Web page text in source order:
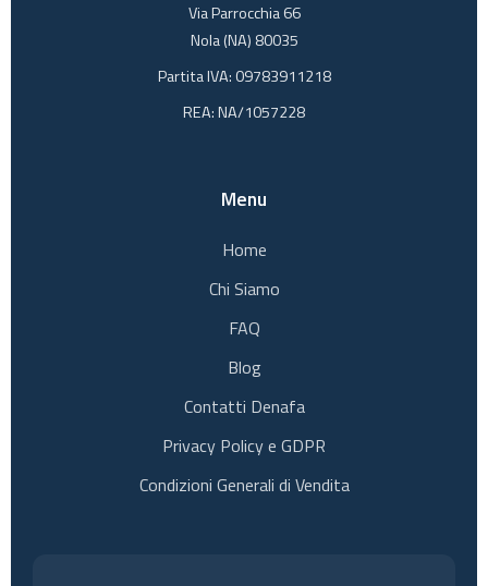
Via Parrocchia 66
Nola (NA) 80035
Partita IVA: 09783911218
REA: NA/1057228
Menu
Home
Chi Siamo
FAQ
Blog
Contatti Denafa
Privacy Policy e GDPR
Condizioni Generali di Vendita